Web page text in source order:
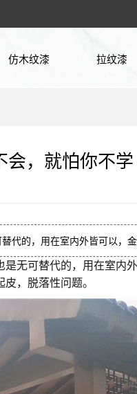
仿木纹漆
凉亭木纹漆
车库木纹漆
仿古木纹漆
指示牌木纹漆
拉纹漆
铁管木纹漆
木工板木纹
石膏板木纹
PVC板木纹漆
混凝土木纹
会，就怕你不学
的，用在室内外皆可以，
无可替代的，用在室内
，脱落性问题。